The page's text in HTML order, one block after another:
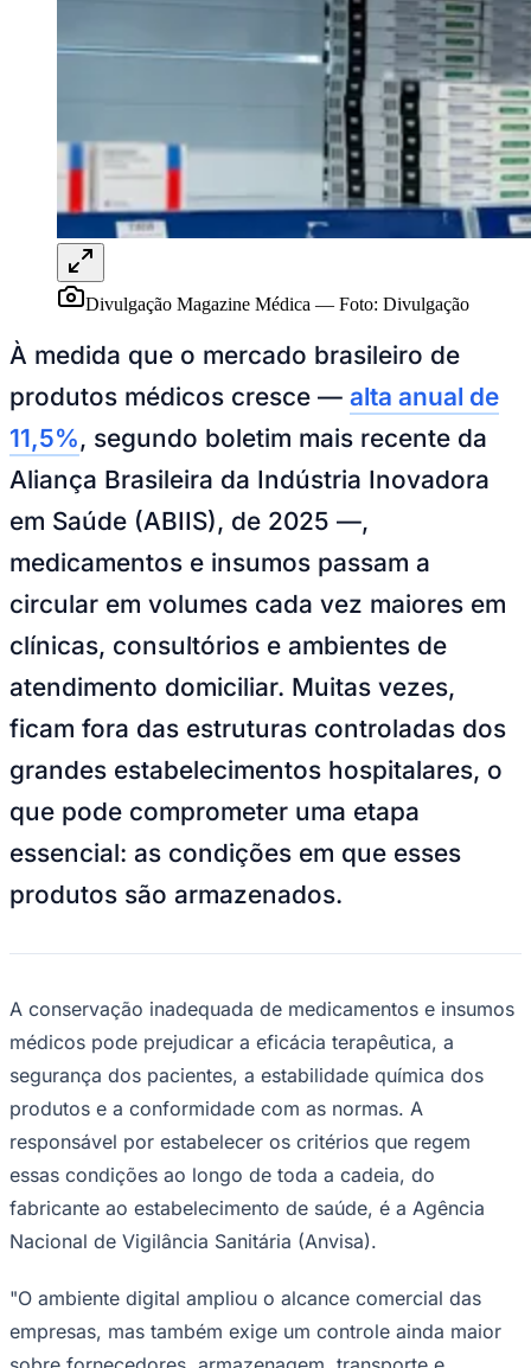
Ceará
Goiás
Divulgação Magazine Médica
À medida que o mercado brasileiro de
produtos médicos cresce —alta anual de
11,5%, segundo boletim mais recente da
Aliança Brasileira da Indústria Inovadora
em Saúde (ABIIS), de 2025 —,
medicamentos e insumos passam a
circular em volumes cada vez maiores em
clínicas, consultórios e ambientes de
atendimento domiciliar. Muitas vezes,
ficam fora das estruturas controladas dos
grandes estabelecimentos hospitalares, o
que pode comprometer uma etapa
essencial: as condições em que esses
produtos são armazenados.
A conservação inadequada de medicamentos e insumos
segurança dos pacientes, a estabilidade química dos
produtos e a conformidade com as normas. A
responsável por estabelecer os critérios que regem
essas condições ao longo de toda a cadeia, do
fabricante ao estabelecimento de saúde, é a Agência
Nacional de Vigilância Sanitária (Anvisa).
"O ambiente digital ampliou o alcance comercial das
sobre fornecedores, armazenagem, transporte e
documentação, assegurando que todas as etapas